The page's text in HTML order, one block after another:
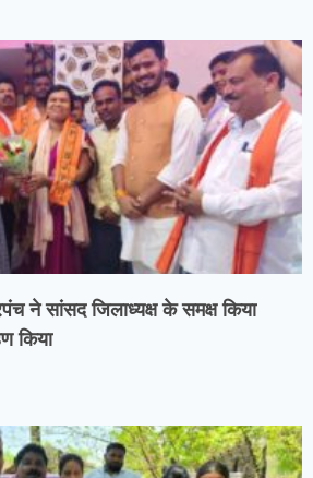
ने सांसद जिलाध्यक्ष के समक्ष किया
किया